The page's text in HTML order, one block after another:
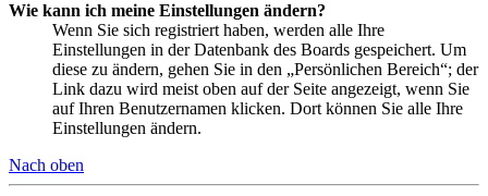
Wie kann ich meine Einstellungen ändern?
Wenn Sie sich registriert haben, werden alle Ihre
Einstellungen in der Datenbank des Boards gespeichert. Um
diese zu ändern, gehen Sie in den „Persönlichen Bereich“; der
Link dazu wird meist oben auf der Seite angezeigt, wenn Sie
auf Ihren Benutzernamen klicken. Dort können Sie alle Ihre
Einstellungen ändern.
Nach oben